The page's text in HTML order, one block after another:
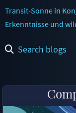
Transit-Sonne in
Erkenntnisse und
Search blogs